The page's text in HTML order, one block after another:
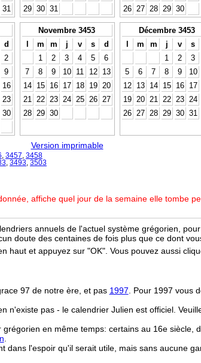
31
29 30 31
26
27 28 29 30
d
2
9
16
23
30
Novembre 3453
l
m m j v s
d
1
2 3 4 5
6
7
8 9 10 11 12
13
14
15 16 17 18 19
20
21
22 23 24 25 26
27
28
29 30
Décembre 3453
l
m m j v s
1
2 3
5
6 7 8 9 10
12
13 14 15 16 17
19
20 21 22 23 24
26
27 28 29 30 31
Version imprimable
3457 3458
3493 3503
affiche quel jour de la semaine elle tombe
annuels de l'actuel système grégorien,
doute des centaines de fois plus que ce dont
haut et appuyez sur "OK". Vous pouvez aussi
97 de notre ère, et pas 1997 . Pour 1997 vous
n'existe pas - le calendrier Julien est officiel.
en même temps: certains au 16e siècle,
dans l'espoir qu'il serait utile, mais sans aucune